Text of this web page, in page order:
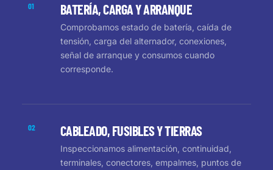
01 BATERÍA, CARGA Y ARRANQUE
Comprobamos estado de batería, caída de
tensión, carga del alternador, conexiones,
señal de arranque y consumos cuando
corresponde.
02 CABLEADO, FUSIBLES Y TIERRAS
Inspeccionamos alimentación, continuidad,
terminales, conectores, empalmes, puntos de